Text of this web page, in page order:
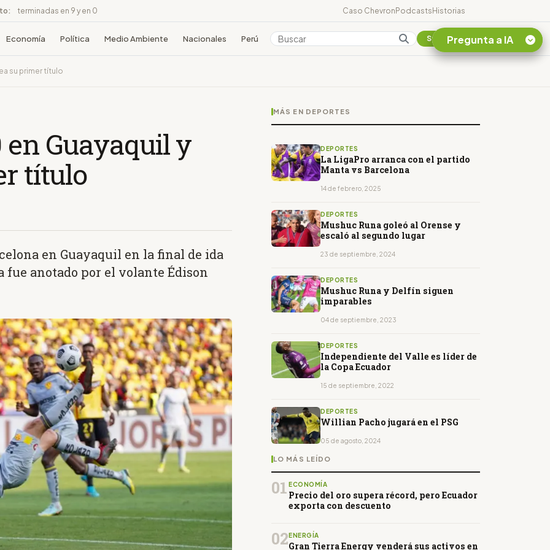
terminadas en 9 y en 0 Caso ChevronPodcastsHistorias
Economía Política Medio Ambiente Nacionales Perú Colombia Suscribirse
su primer título
Guayaquil y
título
en Guayaquil en la final de ida
fue anotado por el volante Édison
MÁS EN DEPORTES
DEPORTES
La LigaPro arranca con el partido
Manta vs Barcelona
14 de febrero, 2025
DEPORTES
Mushuc Runa goleó al Orense y
escaló al segundo lugar
23 de septiembre, 2024
DEPORTES
Mushuc Runa y Delfín siguen
imparables
04 de septiembre, 2023
DEPORTES
Independiente del Valle es líder de
la Copa Ecuador
15 de septiembre, 2022
DEPORTES
Willian Pacho jugará en el PSG
05 de agosto, 2024
LO MÁS LEÍDO
01 ECONOMÍA
Precio del oro supera récord, pero Ecuador
exporta con descuento
02 ENERGÍA
Gran Tierra Energy venderá sus activos en
Pregunta a IA